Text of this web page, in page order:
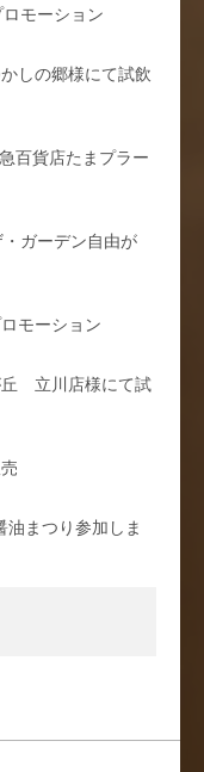
モーション
しの郷様にて試飲
百貨店たまプラー
ガーデン自由が
モーション
立川店様にて試
まつり参加しま